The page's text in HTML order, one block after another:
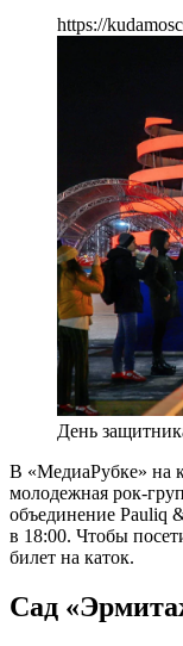
https://
День
В «МедиаРубке» на
молодежная рок-
объединение Pauliq
в 18:00. Чтобы
билет на каток.
Сад